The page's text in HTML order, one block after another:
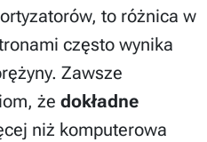
to różnica w
często wynika
Zawsze
że dokładne
niż komputerowa